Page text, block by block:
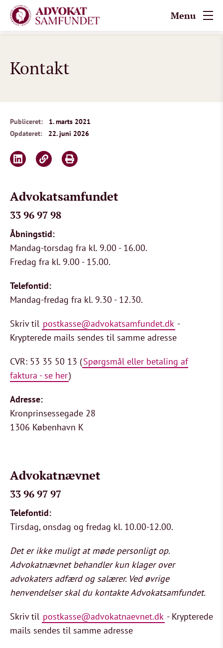
Menu
Kontakt
Publiceret:
1. marts 2021
Opdateret:
22. juni 2026
Advokatsamfundet
33 96 97 98
Åbningstid:
Mandag-torsdag fra kl. 9.00 - 16.00.
Fredag fra kl. 9.00 - 15.00.
Telefontid:
Mandag-fredag fra kl. 9.30 - 12.30.
Skriv til postkasse@advokatsamfundet.dk -
Krypterede mails sendes til samme adresse
CVR: 53 35 50 13 (Spørgsmål eller betaling af
faktura - se her)
Adresse:
Kronprinsessegade 28
1306 København K
Advokatnævnet
33 96 97 97
Telefontid:
Tirsdag, onsdag og fredag kl. 10.00-12.00.
Det er ikke muligt at møde personligt op.
Advokatnævnet behandler kun klager over
advokaters adfærd og salærer. Ved øvrige
henvendelser skal du kontakte Advokatsamfundet.
Skriv til postkasse@advokatnaevnet.dk - Krypterede
mails sendes til samme adresse